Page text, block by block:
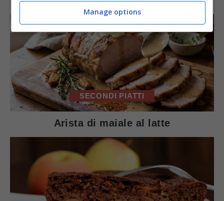
SECONDI PIATTI
Arista di maiale al latte
Manage options